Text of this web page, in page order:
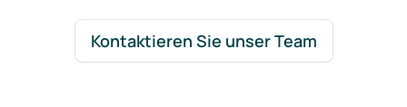
Kontaktieren Sie unser Team